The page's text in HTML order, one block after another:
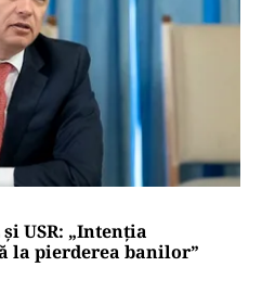
USR: „Intenția
la pierderea banilor”